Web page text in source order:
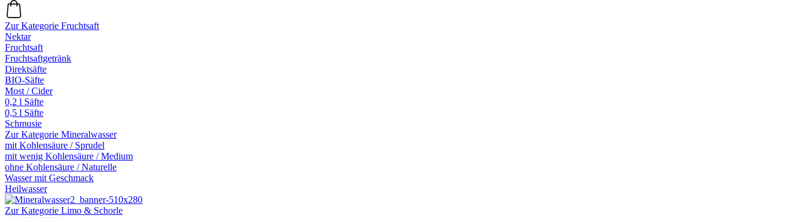
Zur Kategorie Fruchtsaft
Nektar
Fruchtsaft
Fruchtsaftgetränk
Direktsäfte
BIO-Säfte
Most / Cider
0,2 l Säfte
0,5 l Säfte
Schmusie
Zur Kategorie Mineralwasser
mit Kohlensäure / Sprudel
mit wenig Kohlensäure / Medium
ohne Kohlensäure / Naturelle
Wasser mit Geschmack
Heilwasser
Zur Kategorie Limo & Schorle